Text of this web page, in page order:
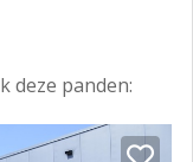
direct aan
ontsloten
de A2 zijn
deze panden: